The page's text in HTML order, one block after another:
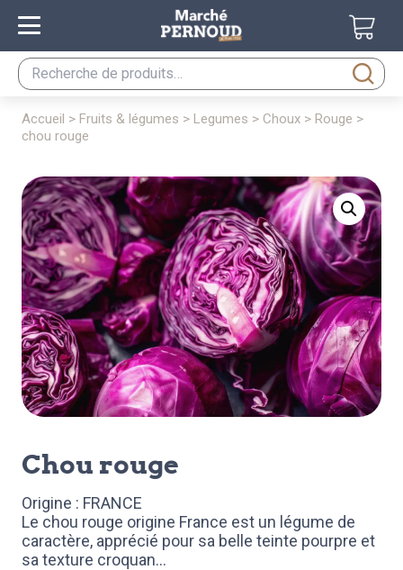
Recherche
pour :
accueil > fruits & légumes > legumes > choux > rouge >
chou rouge
chou rouge
Origine : FRANCE
Le chou rouge origine France est un légume de
caractère, apprécié pour sa belle teinte pourpre et
sa texture croquan...